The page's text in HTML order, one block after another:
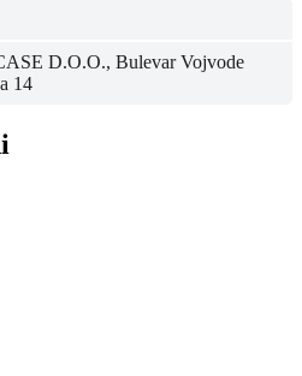
D.O.O., Bulevar Vojvode
14